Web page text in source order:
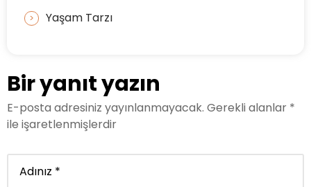
Yaşam Tarzı
Bir yanıt yazın
E-posta adresiniz yayınlanmayacak. Gerekli alanlar *
ile işaretlenmişlerdir